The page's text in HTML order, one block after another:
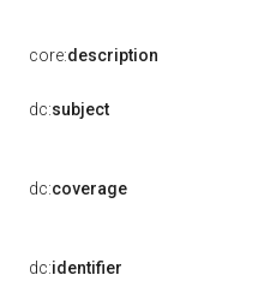
core:description
dc:subject
dc:coverage
dc:identifier